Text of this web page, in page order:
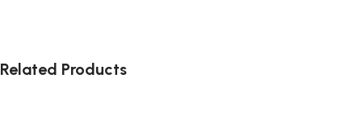
Related Products